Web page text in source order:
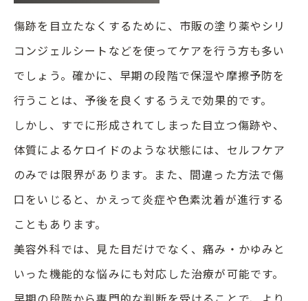
傷跡を目立たなくするために、市販の塗り薬やシリ
コンジェルシートなどを使ってケアを行う方も多い
でしょう。確かに、早期の段階で保湿や摩擦予防を
行うことは、予後を良くするうえで効果的です。
しかし、すでに形成されてしまった目立つ傷跡や、
体質によるケロイドのような状態には、セルフケア
のみでは限界があります。また、間違った方法で傷
口をいじると、かえって炎症や色素沈着が進行する
こともあります。
美容外科では、見た目だけでなく、痛み・かゆみと
いった機能的な悩みにも対応した治療が可能です。